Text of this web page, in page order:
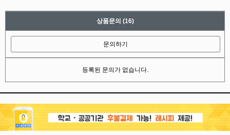
상품문의 (16)
문의하기
등록된 문의가 없습니다.